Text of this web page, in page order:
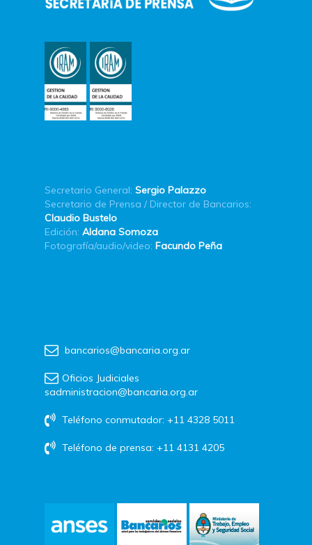
Secretario General: Sergio Palazzo
Secretario de Prensa / Director de Bancarios:
Claudio Bustelo
Edición: Aldana Somoza
Fotografía/audio/video: Facundo Peña
bancarios@bancaria.org.ar
Oficios Judiciales
sadministracion@bancaria.org.ar
Teléfono conmutador: +11 4328 5011
Teléfono de prensa: +11 4131 4205